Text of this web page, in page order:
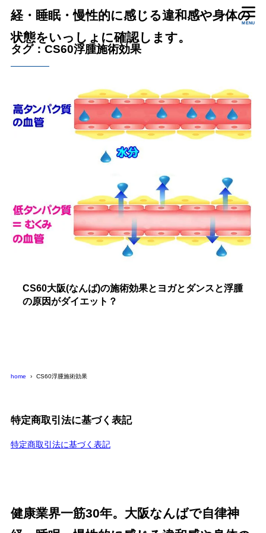
経・睡眠・慢性的に感じる違和感や身体の
状態をいっしょに確認します。
MENU
タグ：CS60浮腫施術効果
CS60大阪(なんば)の施術効果とヨガとダンスと浮腫
の原因がダイエット？
home CS60浮腫施術効果
特定商取引法に基づく表記
特定商取引法に基づく表記
健康業界一筋30年。大阪なんばで自律神